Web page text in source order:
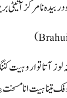
نا مرکز آتیٹی
لوز آتا توار
تینا ہیت انا مسخت